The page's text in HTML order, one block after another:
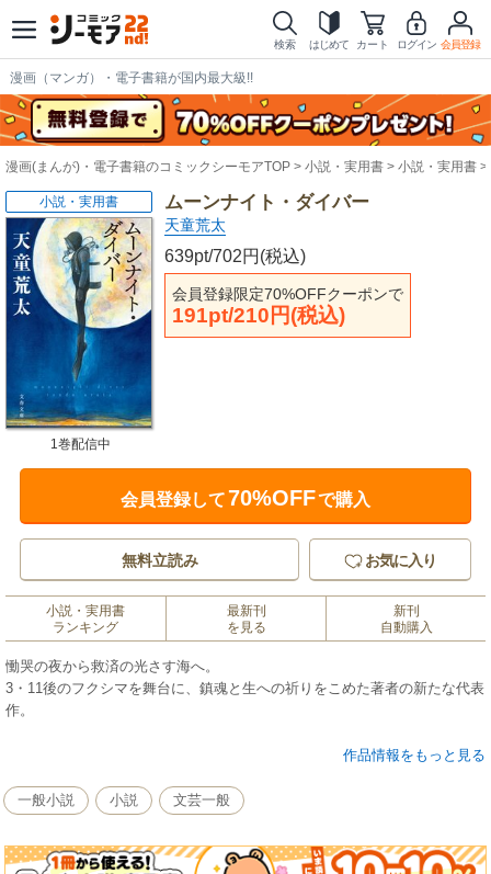
検索 はじめて カート ログイン 会員登録
漫画（マンガ）・電子書籍が国内最大級!!
漫画(まんが)・電子書籍のコミックシーモアTOP 小説・実用書 小説・実用書
ムーンナイト・ダイバー
天童荒太
639pt/702円(税込)
会員登録限定70%OFFクーポンで
191pt/210円(税込)
小説・実用書
1巻配信中
会員登録して70%OFFで購入
無料立読み お気に入り
小説・実用書
ランキング
最新刊
を見る
新刊
自動購入
慟哭の夜から救済の光さす海へ。
3・11後のフクシマを舞台に、鎮魂と生への祈りをこめた著者の新たな代表
作。
ダイビングのインストラクターをつとめる舟作は、秘密の依頼者グループ
を行っていた。
光源は月光だけ――ふたりが《光のエリア》と呼ぶ、建屋周辺地域を抜け
た先の海底には「あの日」がまだそのまま残されていた。
作品情報をもっと見る
一般小説 小説 文芸一般